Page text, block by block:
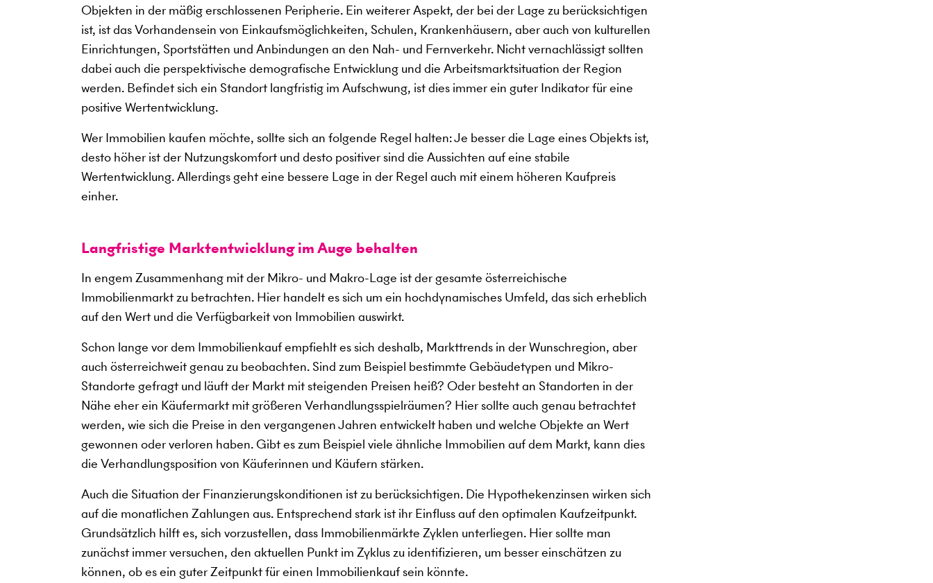
Objekten in der mäßig erschlossenen Peripherie. Ein weiterer Aspekt, der bei der Lage zu berücksichtigen
ist, ist das Vorhandensein von Einkaufsmöglichkeiten, Schulen, Krankenhäusern, aber auch von kulturellen
Einrichtungen, Sportstätten und Anbindungen an den Nah- und Fernverkehr. Nicht vernachlässigt sollten
dabei auch die perspektivische demografische Entwicklung und die Arbeitsmarktsituation der Region
werden. Befindet sich ein Standort langfristig im Aufschwung, ist dies immer ein guter Indikator für eine
positive Wertentwicklung.
Wer Immobilien kaufen möchte, sollte sich an folgende Regel halten: Je besser die Lage eines Objekts ist,
desto höher ist der Nutzungskomfort und desto positiver sind die Aussichten auf eine stabile
Wertentwicklung. Allerdings geht eine bessere Lage in der Regel auch mit einem höheren Kaufpreis
einher.
Langfristige Marktentwicklung im Auge behalten
In engem Zusammenhang mit der Mikro- und Makro-Lage ist der gesamte österreichische
Immobilienmarkt zu betrachten. Hier handelt es sich um ein hochdynamisches Umfeld, das sich erheblich
auf den Wert und die Verfügbarkeit von Immobilien auswirkt.
Schon lange vor dem Immobilienkauf empfiehlt es sich deshalb, Markttrends in der Wunschregion, aber
auch österreichweit genau zu beobachten. Sind zum Beispiel bestimmte Gebäudetypen und Mikro-
Standorte gefragt und läuft der Markt mit steigenden Preisen heiß? Oder besteht an Standorten in der
Nähe eher ein Käufermarkt mit größeren Verhandlungsspielräumen? Hier sollte auch genau betrachtet
werden, wie sich die Preise in den vergangenen Jahren entwickelt haben und welche Objekte an Wert
gewonnen oder verloren haben. Gibt es zum Beispiel viele ähnliche Immobilien auf dem Markt, kann dies
die Verhandlungsposition von Käuferinnen und Käufern stärken.
Auch die Situation der Finanzierungskonditionen ist zu berücksichtigen. Die Hypothekenzinsen wirken sich
auf die monatlichen Zahlungen aus. Entsprechend stark ist ihr Einfluss auf den optimalen Kaufzeitpunkt.
Grundsätzlich hilft es, sich vorzustellen, dass Immobilienmärkte Zyklen unterliegen. Hier sollte man
zunächst immer versuchen, den aktuellen Punkt im Zyklus zu identifizieren, um besser einschätzen zu
können, ob es ein guter Zeitpunkt für einen Immobilienkauf sein könnte.